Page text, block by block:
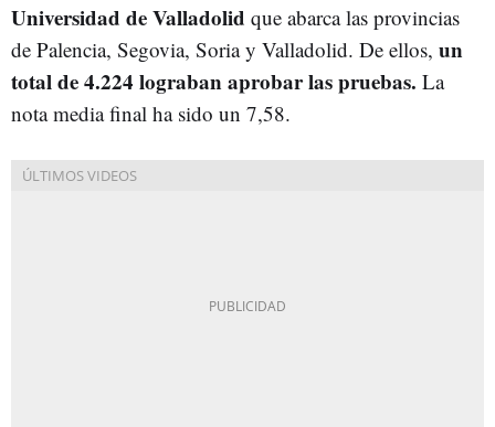
Universidad de Valladolid que abarca las provincias
de Palencia, Segovia, Soria y Valladolid. De ellos, un
total de 4.224 lograban aprobar las pruebas. La
nota media final ha sido un 7,58.